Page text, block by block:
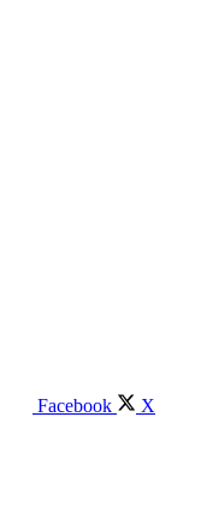
Facebook X